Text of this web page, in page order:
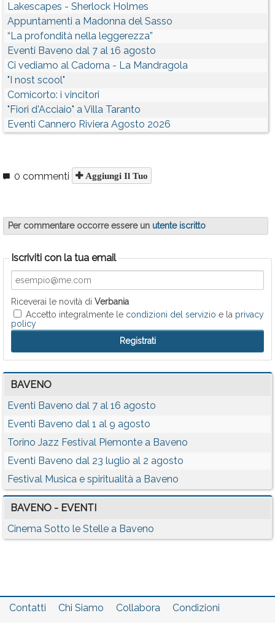
Lakescapes - Sherlock Holmes
Appuntamenti a Madonna del Sasso
“La profondità nella leggerezza”
Eventi Baveno dal 7 al 16 agosto
Ci vediamo al Cadorna - La Mandragola
"I nost scool"
Comicorto: i vincitori
"Fiori d'Acciaio" a Villa Taranto
Eventi Cannero Riviera Agosto 2026
0 commenti Aggiungi Il Tuo
Per commentare occorre essere un utente iscritto
Iscriviti con la tua email
Riceverai le novità di Verbania
Accetto integralmente le condizioni del servizio e la privacy
policy
BAVENO
Eventi Baveno dal 7 al 16 agosto
Eventi Baveno dal 1 al 9 agosto
Torino Jazz Festival Piemonte a Baveno
Eventi Baveno dal 23 luglio al 2 agosto
Festival Musica e spiritualità a Baveno
BAVENO - EVENTI
Cinema Sotto le Stelle a Baveno
Contatti Chi Siamo Collabora
Condizioni